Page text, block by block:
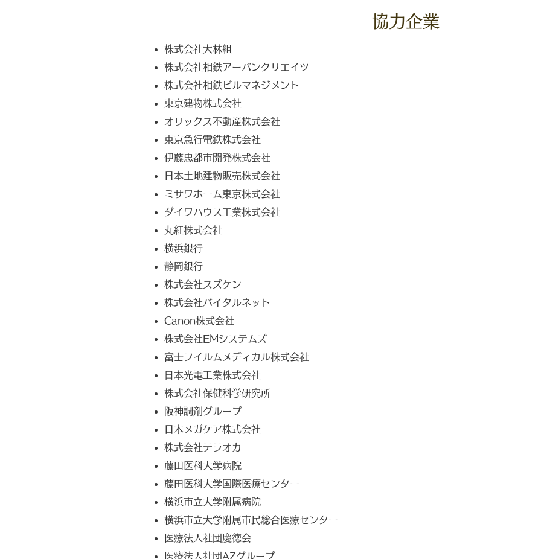
協力企業
株式会社大林組
株式会社相鉄アーバンクリエイツ
株式会社相鉄ビルマネジメント
東京建物株式会社
オリックス不動産株式会社
東京急行電鉄株式会社
伊藤忠都市開発株式会社
日本土地建物販売株式会社
ミサワホーム東京株式会社
ダイワハウス工業株式会社
丸紅株式会社
横浜銀⾏
静岡銀行
株式会社スズケン
株式会社バイタルネット
Canon株式会社
株式会社EMシステムズ
富⼠フイルムメディカル株式会社
⽇本光電⼯業株式会社
株式会社保健科学研究所
阪神調剤グループ
日本メガケア株式会社
株式会社テラオカ
藤田医科大学病院
藤田医科大学国際医療センター
横浜市立大学附属病院
横浜市立大学附属市民総合医療センター
医療法人社団慶徳会
医療法人社団AZグループ